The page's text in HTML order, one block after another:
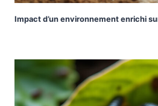
Impact d’un environnement enrichi